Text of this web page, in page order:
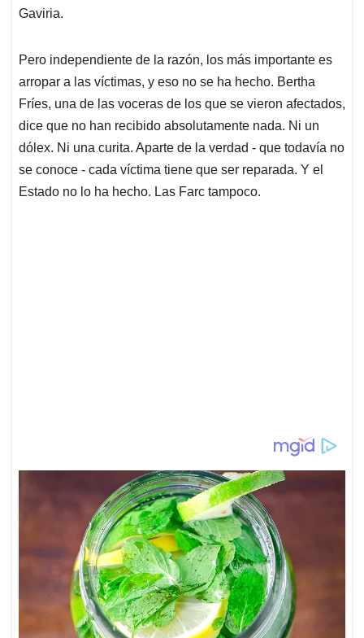
Gaviria.
Pero independiente de la razón, los más importante es
arropar a las víctimas, y eso no se ha hecho. Bertha
Fríes, una de las voceras de los que se vieron afectados,
dice que no han recibido absolutamente nada. Ni un
dólex. Ni una curita. Aparte de la verdad - que todavía no
se conoce - cada víctima tiene que ser reparada. Y el
Estado no lo ha hecho. Las Farc tampoco.